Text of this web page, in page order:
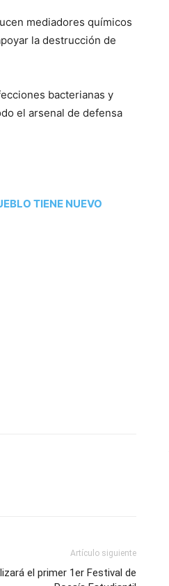
mediadores químicos
la destrucción de
bacterianas y
el arsenal de defensa
TIENE NUEVO
Artículo siguiente
el primer 1er Festival de